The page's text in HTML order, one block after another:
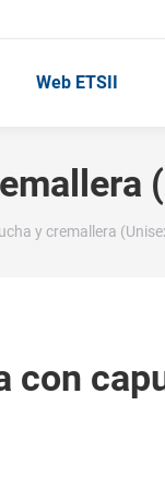
Web ETSII
y cremallera
con